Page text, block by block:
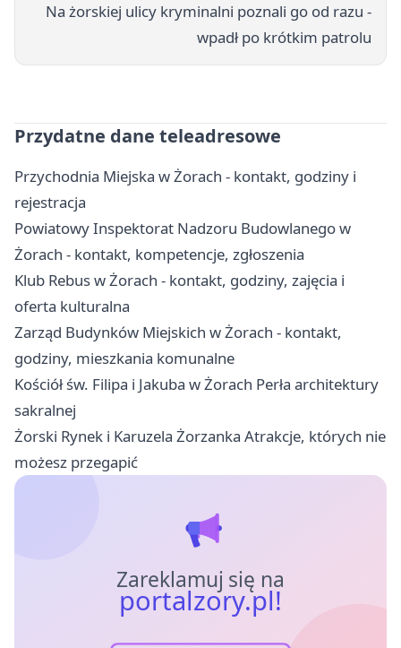
Na żorskiej ulicy kryminalni poznali go od razu -
wpadł po krótkim patrolu
Przydatne dane teleadresowe
Przychodnia Miejska w Żorach - kontakt, godziny i
rejestracja
Powiatowy Inspektorat Nadzoru Budowlanego w
Żorach - kontakt, kompetencje, zgłoszenia
Klub Rebus w Żorach - kontakt, godziny, zajęcia i
oferta kulturalna
Zarząd Budynków Miejskich w Żorach - kontakt,
godziny, mieszkania komunalne
Kościół św. Filipa i Jakuba w Żorach Perła architektury
sakralnej
Żorski Rynek i Karuzela Żorzanka Atrakcje, których nie
możesz przegapić
Zareklamuj się na
portalzory.pl!